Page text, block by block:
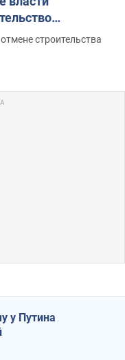
строительства
у Путина